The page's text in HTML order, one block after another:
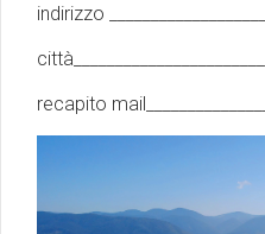
indirizzo
recapito